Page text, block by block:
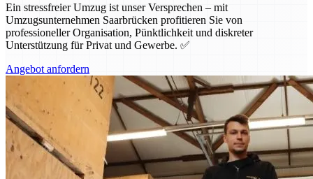
Ein stressfreier Umzug ist unser Versprechen – mit
Umzugsunternehmen Saarbrücken profitieren Sie von
professioneller Organisation, Pünktlichkeit und diskreter
Unterstützung für Privat und Gewerbe. ✅
Angebot anfordern